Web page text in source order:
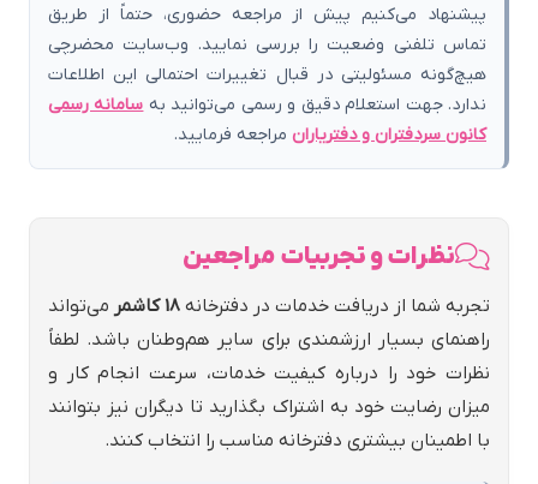
پیشنهاد می‌کنیم پیش از مراجعه حضوری، حتماً از طریق
تماس تلفنی وضعیت را بررسی نمایید. وب‌سایت محضرچی
هیچ‌گونه مسئولیتی در قبال تغییرات احتمالی این اطلاعات
ندارد. جهت استعلام دقیق و رسمی می‌توانید بهسامانه رسمی
کانون سردفتران و دفتریاران مراجعه فرمایید.
نظرات و تجربیات مراجعین
تجربه شما از دریافت خدمات در دفترخانه 18 كاشمر
می‌تواند
راهنمای بسیار ارزشمندی برای سایر هم‌وطنان باشد. لطفاً
نظرات خود را درباره کیفیت خدمات، سرعت انجام کار و
میزان رضایت خود به اشتراک بگذارید تا دیگران نیز بتوانند
با اطمینان بیشتری دفترخانه مناسب را انتخاب کنند.